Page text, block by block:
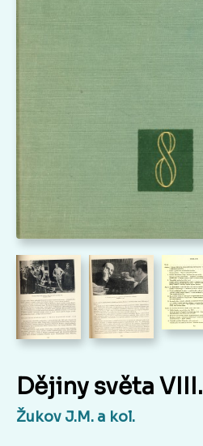
Dějiny světa VIII.
Žukov J.M. a kol.